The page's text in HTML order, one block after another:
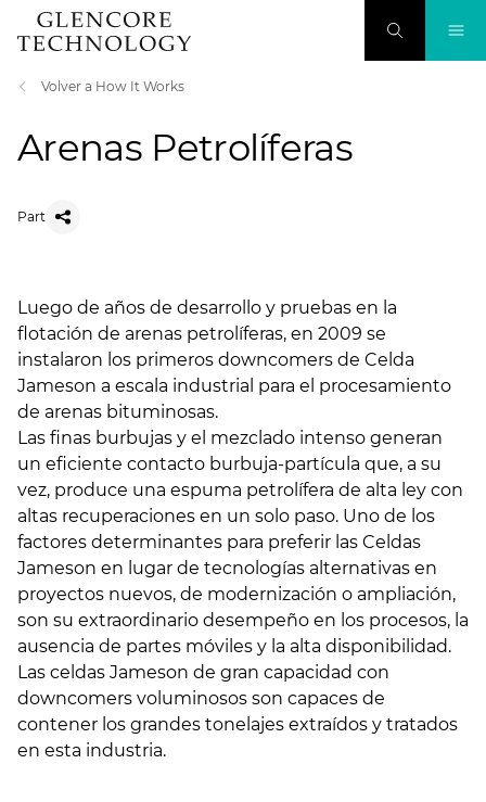
Volver a How It Works
Arenas Petrolíferas
Part
Luego de años de desarrollo y pruebas en la
flotación de arenas petrolíferas, en 2009 se
instalaron los primeros downcomers de Celda
Jameson a escala industrial para el procesamiento
de arenas bituminosas.
Las finas burbujas y el mezclado intenso generan
un eficiente contacto burbuja-partícula que, a su
vez, produce una espuma petrolífera de alta ley con
altas recuperaciones en un solo paso. Uno de los
factores determinantes para preferir las Celdas
Jameson en lugar de tecnologías alternativas en
proyectos nuevos, de modernización o ampliación,
son su extraordinario desempeño en los procesos, la
ausencia de partes móviles y la alta disponibilidad.
Las celdas Jameson de gran capacidad con
downcomers voluminosos son capaces de
contener los grandes tonelajes extraídos y tratados
en esta industria.